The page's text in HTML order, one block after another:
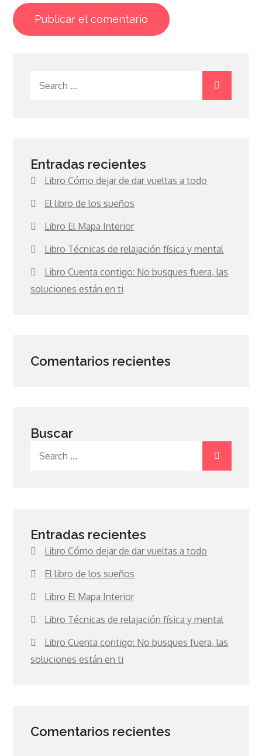
Entradas recientes
Libro Cómo dejar de dar vueltas a todo
El libro de los sueños
Libro El Mapa Interior
Libro Técnicas de relajación física y mental
Libro Cuenta contigo: No busques fuera, las
soluciones están en ti
Comentarios recientes
Buscar
Entradas recientes
Libro Cómo dejar de dar vueltas a todo
El libro de los sueños
Libro El Mapa Interior
Libro Técnicas de relajación física y mental
Libro Cuenta contigo: No busques fuera, las
soluciones están en ti
Comentarios recientes